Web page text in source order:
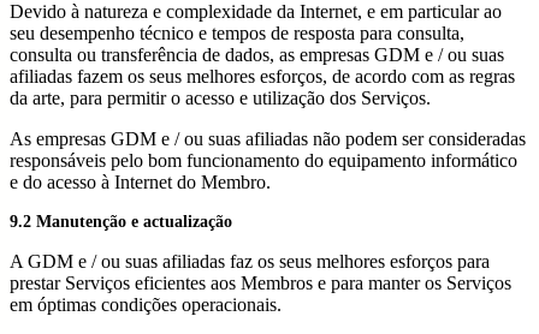
Devido à natureza e complexidade da Internet, e em particular ao
seu desempenho técnico e tempos de resposta para consulta,
consulta ou transferência de dados, as empresas GDM e / ou suas
afiliadas fazem os seus melhores esforços, de acordo com as regras
da arte, para permitir o acesso e utilização dos Serviços.
As empresas GDM e / ou suas afiliadas não podem ser consideradas
responsáveis pelo bom funcionamento do equipamento informático
e do acesso à Internet do Membro.
9.2 Manutenção e actualização
A GDM e / ou suas afiliadas faz os seus melhores esforços para
prestar Serviços eficientes aos Membros e para manter os Serviços
em óptimas condições operacionais.